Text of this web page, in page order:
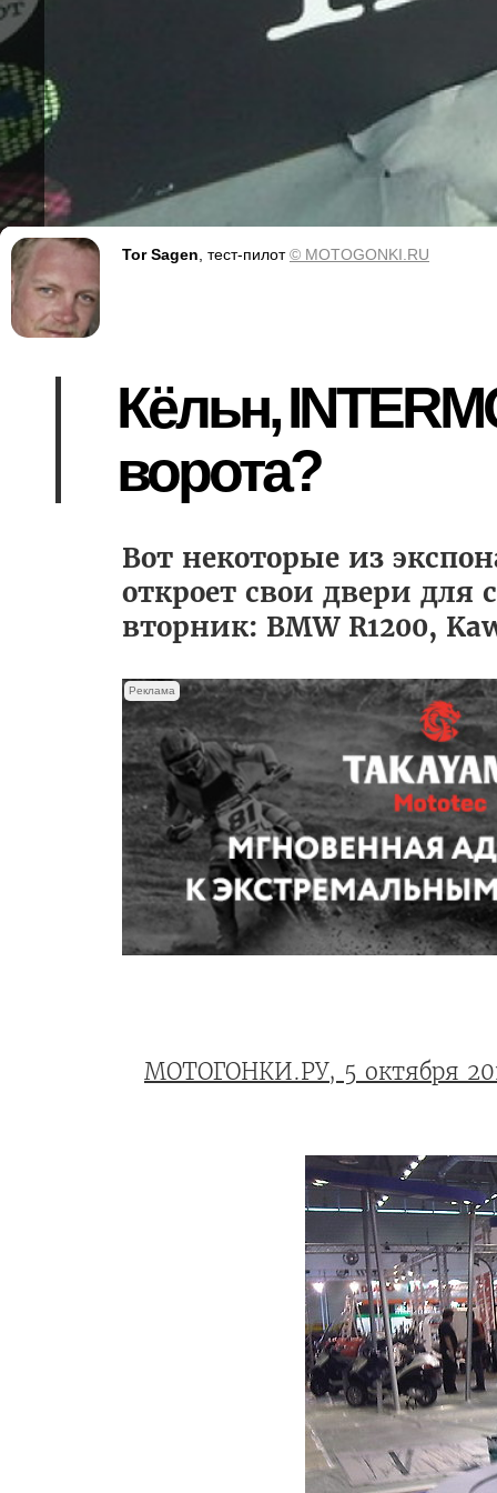
Tor Sagen , тест-пилот© MOTOGONKI.RU
Кёльн,
ворота?
Вот некоторые из
откроет свои двери для
вторник: BMW R1200,
Реклама
МОТОГОНКИ.РУ, 5 октября